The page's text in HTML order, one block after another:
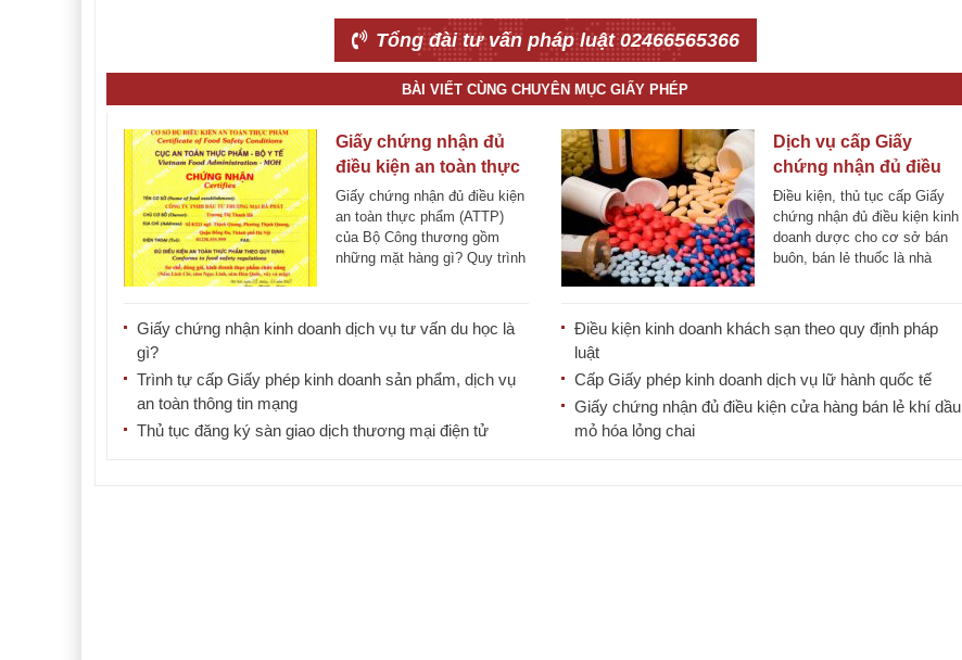
Tổng đài tư vấn pháp luật 02466565366
BÀI VIẾT CÙNG CHUYÊN MỤC GIẤY PHÉP
Giấy chứng nhận đủ
điều kiện an toàn thực
phẩm của Bộ Công
thương
Giấy chứng nhận đủ điều kiện
an toàn thực phẩm (ATTP)
của Bộ Công thương gồm
những mặt hàng gì? Quy trình
Giấy chứng nhận kinh doanh dịch vụ tư vấn du học là
gì?
Trình tự cấp Giấy phép kinh doanh sản phẩm, dịch vụ
an toàn thông tin mạng
Thủ tục đăng ký sàn giao dịch thương mại điện tử
Dịch vụ cấp Giấy
chứng nhận đủ điều
kiện kinh doanh dược
Điều kiện, thủ tục cấp Giấy
chứng nhận đủ điều kiện kinh
doanh dược cho cơ sở bán
buôn, bán lẻ thuốc là nhà
Điều kiện kinh doanh khách sạn theo quy định pháp
luật
Cấp Giấy phép kinh doanh dịch vụ lữ hành quốc tế
Giấy chứng nhận đủ điều kiện cửa hàng bán lẻ khí dầu
mỏ hóa lỏng chai